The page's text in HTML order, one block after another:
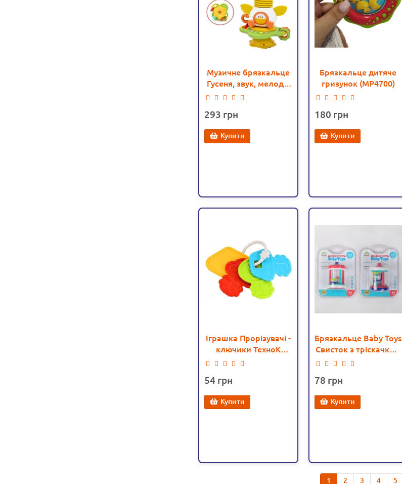
Музичне брязкальце
Гусеня, звук, мелодії,
прорізувач, пискавка,
293
Купити
Брязкальце дитяче
гризунок (MP4700)
180
Купити
Іграшка Прорізувачі -
ключики ТехноК
(9154)
54
Купити
Брязкальце Baby Toys
Cвисток з тріскачкою
(SL 84801-48)
78
Купити
1 2 3 4 5